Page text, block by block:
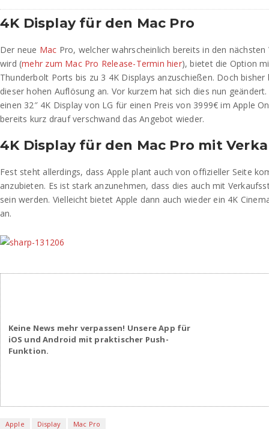
4K Display für den Mac Pro
Der neue Mac Pro, welcher wahrscheinlich bereits in den
wird (mehr zum Mac Pro Release-Termin hier), bietet die Option
Thunderbolt Ports bis zu 3 4K Displays anzuschießen. Doch
dieser hohen Auflösung an. Vor kurzem hat sich dies nun
einen 32″ 4K Display von LG für einen Preis von 3999€ im Apple
bereits kurz drauf verschwand das Angebot wieder.
4K Display für den Mac Pro mit
Fest steht allerdings, dass Apple plant auch von offizieller Seite
anzubieten. Es ist stark anzunehmen, dass dies auch mit
sein werden. Vielleicht bietet Apple dann auch wieder ein 4K
an.
Keine News mehr verpassen! Unsere App für
iOS und Android mit praktischer Push-
Funktion.
Apple Display Mac Pro